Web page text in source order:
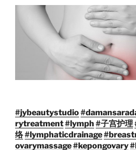
#jybeautystudio#
rytreatment#lymph #子宫护理
络#lymphaticdrainage#
ovarymassage#kepongovary#